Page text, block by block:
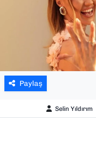
Paylaş
Selin Yıldırım